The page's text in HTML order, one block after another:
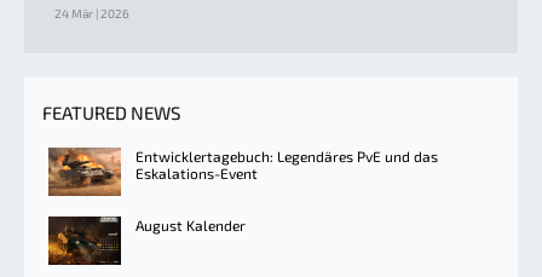
24 Mär | 2026
FEATURED NEWS
Entwicklertagebuch: Legendäres PvE und das
Eskalations-Event
August Kalender